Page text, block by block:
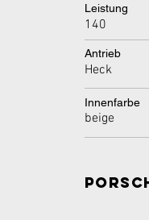
Leistung
140
Antrieb
Heck
Innenfarbe
beige